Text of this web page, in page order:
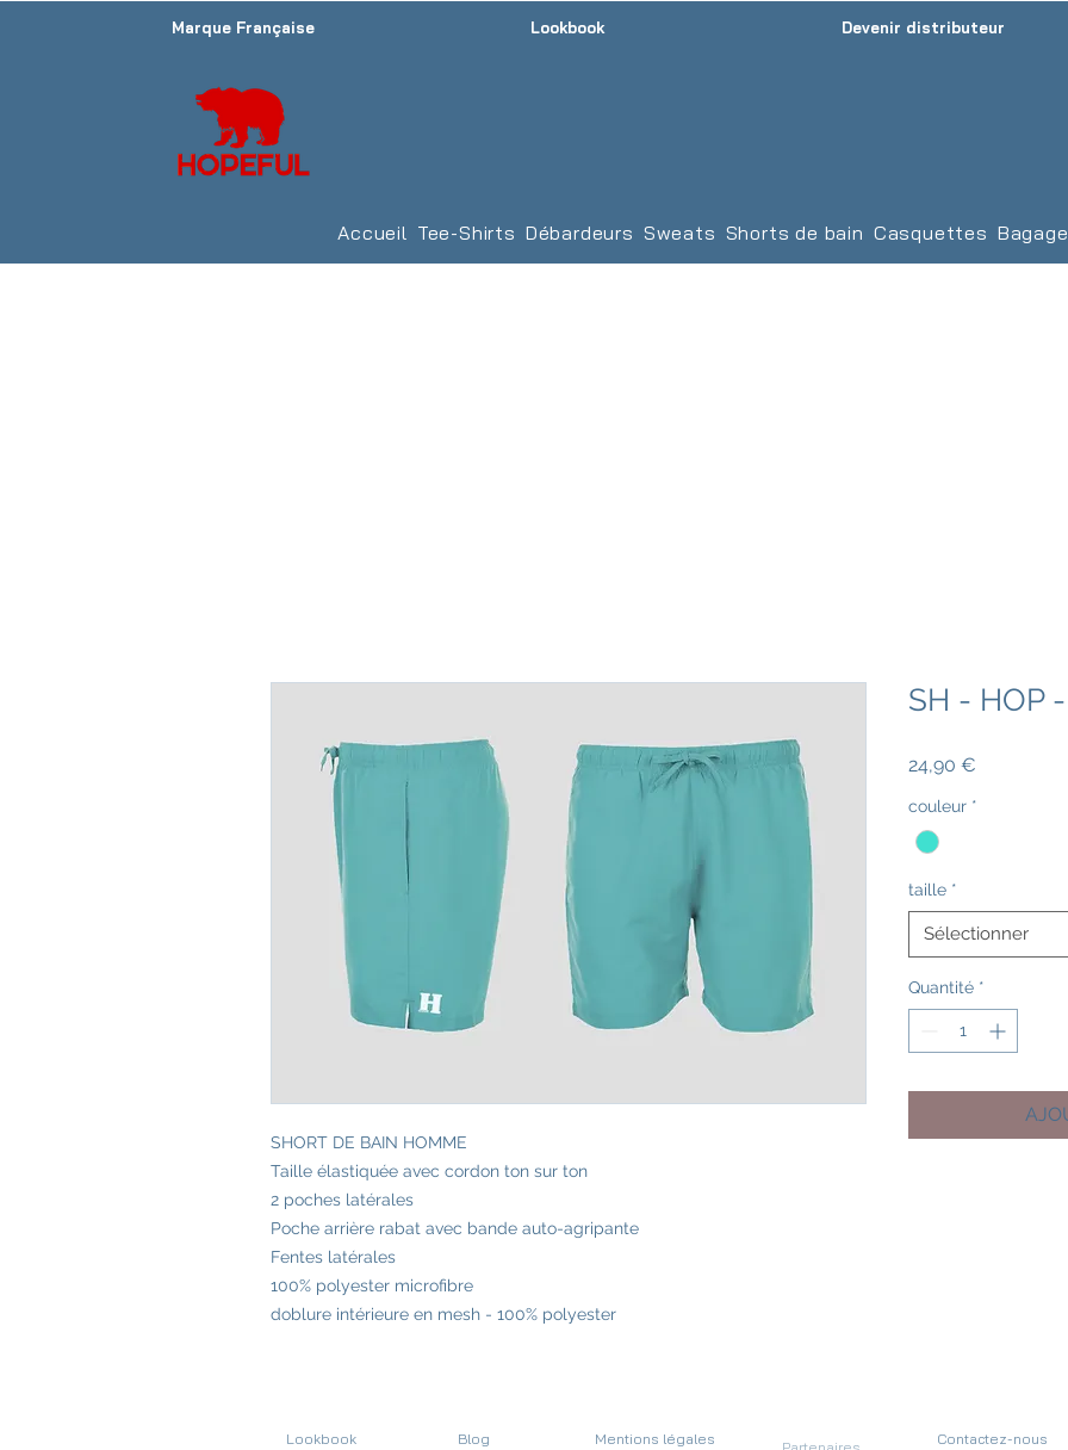
Marque Française Lookbook Devenir distributeur
SHORT DE BAIN HOMME
Taille élastiquée avec cordon ton sur ton
2 poches latérales
Poche arrière rabat avec bande auto-agripante
Fentes latérales
100% polyester microfibre
doblure intérieure en mesh - 100% polyester
SH - HOP
24,90 €
couleur *
taille *
Sélectionner
Quantité *
Accueil Tee-Shirts Débardeurs Sweats Shorts de bain Casquettes
Lookbook Blog Mentions légales Contactez-nous